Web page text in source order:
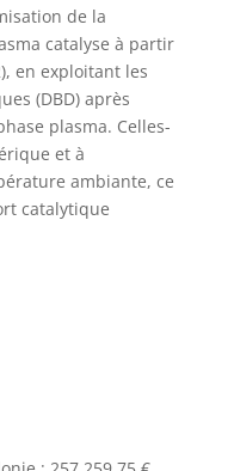
de la
catalyse à partir
en exploitant les
(DBD) après
plasma. Celles-
et à
ambiante, ce
catalytique